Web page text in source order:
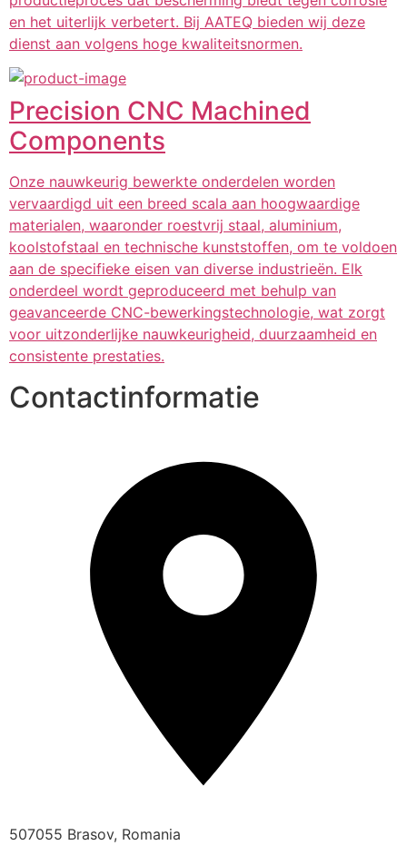
en het uiterlijk verbetert. Bij AATEQ bieden wij deze
dienst aan volgens hoge kwaliteitsnormen.
Precision CNC Machined
Components
Onze nauwkeurig bewerkte onderdelen worden
vervaardigd uit een breed scala aan hoogwaardige
materialen, waaronder roestvrij staal, aluminium,
koolstofstaal en technische kunststoffen, om te voldoen
aan de specifieke eisen van diverse industrieën. Elk
onderdeel wordt geproduceerd met behulp van
geavanceerde CNC-bewerkingstechnologie, wat zorgt
voor uitzonderlijke nauwkeurigheid, duurzaamheid en
consistente prestaties.
Contactinformatie
507055 Brasov, Romania